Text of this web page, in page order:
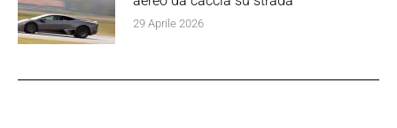
29 Aprile 2026